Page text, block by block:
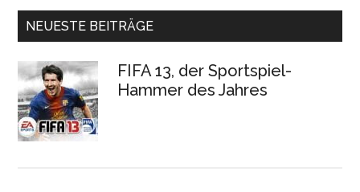
NEUESTE BEITRÄGE
FIFA 13, der Sportspiel-
Hammer des Jahres